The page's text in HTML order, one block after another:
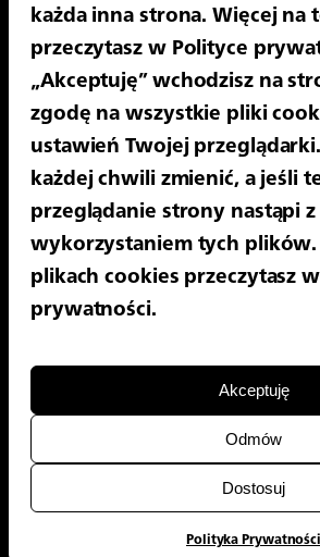
każda inna strona. Więcej na
przeczytasz w Polityce
„Akceptuję” wchodzisz na
zgodę na wszystkie pliki
ustawień Twojej
każdej chwili zmienić, a jeśli
przeglądanie strony nastąpi z
wykorzystaniem tych plików.
plikach cookies przeczytasz
prywatności.
Akceptuję
Odmów
Dostosuj
Polityka Prywatności
©2025 kalicińscy. All